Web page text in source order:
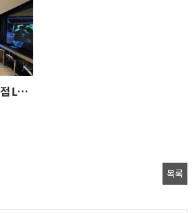
벤츠 한성모터스 수원지점 LED스크린 설치
목록